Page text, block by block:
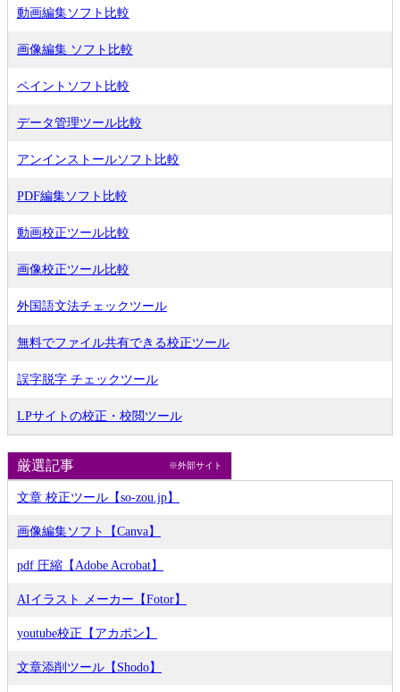
動画編集ソフト比較
画像編集 ソフト比較
ペイントソフト比較
データ管理ツール比較
アンインストールソフト比較
PDF編集ソフト比較
動画校正ツール比較
画像校正ツール比較
外国語文法チェックツール
無料でファイル共有できる校正ツール
誤字脱字 チェックツール
LPサイトの校正・校閲ツール
厳選記事 ※外部サイト
文章 校正ツール【so-zou.jp】
画像編集ソフト【Canva】
pdf 圧縮【Adobe Acrobat】
AIイラスト メーカー【Fotor】
youtube校正【アカポン】
文章添削ツール【Shodo】